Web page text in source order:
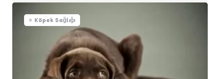
Köpek Sağlığı